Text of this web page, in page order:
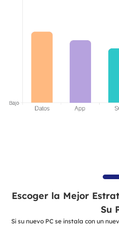
Escoger la Mejor
Su
Si su nuevo PC se instala con un